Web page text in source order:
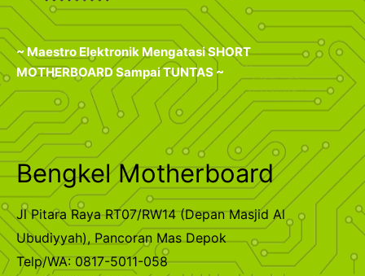
~ Maestro Elektronik Mengatasi SHORT
MOTHERBOARD Sampai TUNTAS ~
Bengkel Motherboard
Jl Pitara Raya RT07/RW14 (Depan Masjid Al
Ubudiyyah), Pancoran Mas Depok
Telp/WA: 0817-5011-058